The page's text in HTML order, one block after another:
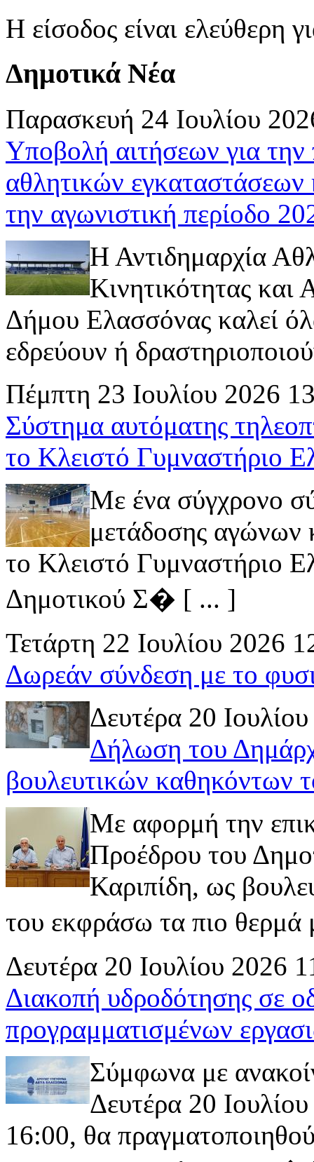
Η είσοδος είναι ελεύθερη
Δημοτικά Νέα
Παρασκευή 24 Ιουλίου
Υποβολή αιτήσεων για
αθλητικών
την αγωνιστική περίοδο
Η Αντιδημαρχία
Κινητικότητας
Δήμου Ελασσόνας καλεί
εδρεύουν ή
Πέμπτη 23 Ιουλίου 2026
Σύστημα αυτόματης
το Κλειστό Γυμναστήριο
Με ένα σύγχρονο
μετάδοσης αγώνων
το Κλειστό Γυμναστήριο
Δημοτικού Σ� [ ... ]
Τετάρτη 22 Ιουλίου 2026
Δωρεάν σύνδεση με το
Δευτέρα 20
Δήλωση του
βουλευτικών καθηκόντων
Με αφορμή την
Προέδρου του
Καριπίδη, ως
του εκφράσω τα πιο
Δευτέρα 20 Ιουλίου 2026
Διακοπή υδροδότησης σε
προγραμματισμένων
Σύμφωνα με
Δευτέρα 20
16:00, θα